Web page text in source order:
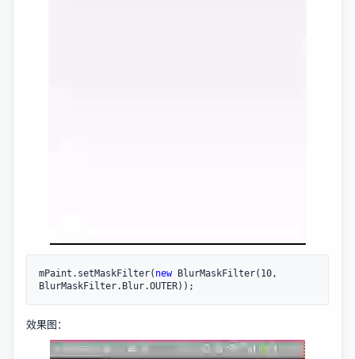
mPaint.setMaskFilter( new BlurMaskFilter(10,
BlurMaskFilter.Blur.OUTER));
效果图：